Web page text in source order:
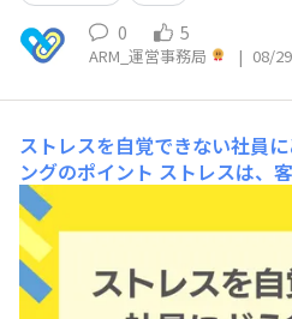
0 5
ARM_運営事務局 | 08/29
ストレスを自覚できない社員
ングのポイント ストレスは、
感じるものから、日常の中で少
レスまでさまざまです。しか
まま放置すると、やがて心身
が続けられなくなる可能性が
す。最近では、 不調を感じな